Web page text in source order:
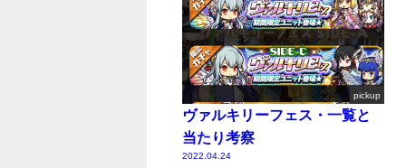
pickup
ヴァルキリーフェス・一覧と
当たり考察
2022.04.24